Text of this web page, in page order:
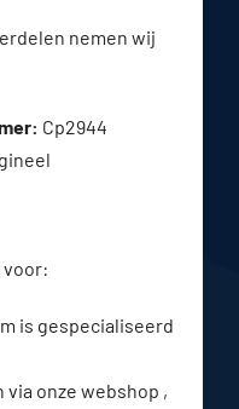
nemen wij
Cp2944
voor:
is gespecialiseerd
onze webshop ,